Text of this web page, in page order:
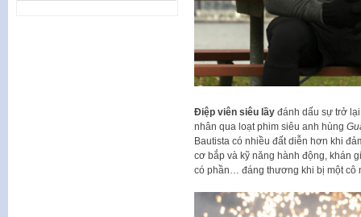
Điệp viên siêu lầyđánh dấu sự trở lại
nhân qua loạt phim siêu anh hùng
Bautista có nhiều đất diễn hơn khi
cơ bắp và kỹ năng hành động, khán
có phần… đáng thương khi bị một cô